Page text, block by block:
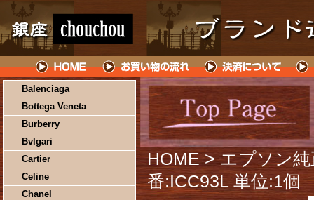
Balenciaga
Bottega Veneta
Burberry
Bvlgari
Cartier
Celine
Chanel
HOME > エプソン
番:ICC93L 単位:1個